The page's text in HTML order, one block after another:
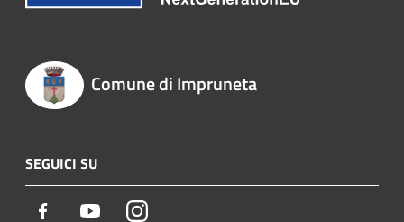
Comune di Impruneta
SEGUICI SU
Facebook YoutubeInstagram